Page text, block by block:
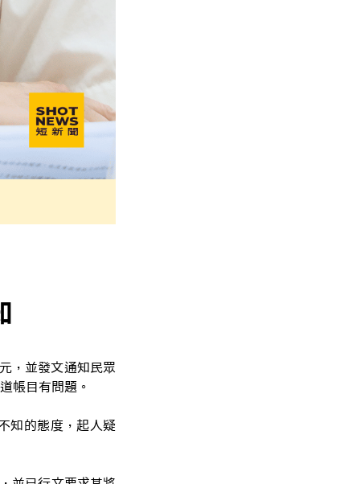
，並發文通知民眾
帳目有問題。
知的態度，起人疑